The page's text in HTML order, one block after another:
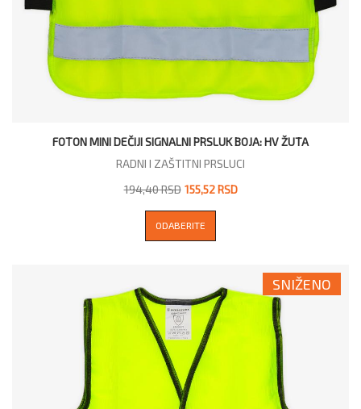
FOTON MINI DEČIJI SIGNALNI PRSLUK BOJA: HV ŽUTA
RADNI I ZAŠTITNI PRSLUCI
194,40 RSD 155,52 RSD
ODABERITE
SNIŽENO